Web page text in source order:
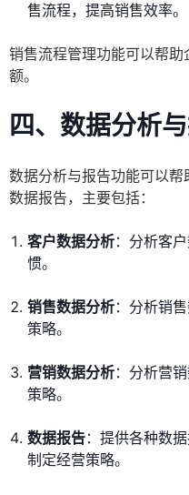
售流程，提高销售效率。
销售流程管理功能可以帮
额。
四、数据分析
数据分析与报告功能可以
数据报告，主要包括：
客户数据分析：分析客
惯。
销售数据分析：分析销
策略。
营销数据分析：分析营
策略。
数据报告：提供各种数
制定经营策略。